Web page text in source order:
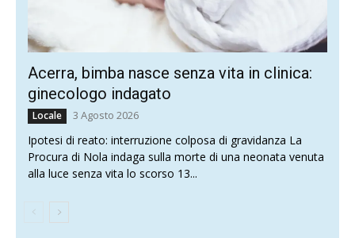
Acerra, bimba nasce senza vita in clinica:
ginecologo indagato
Locale 3 Agosto 2026
Ipotesi di reato: interruzione colposa di gravidanza La
Procura di Nola indaga sulla morte di una neonata venuta
alla luce senza vita lo scorso 13...